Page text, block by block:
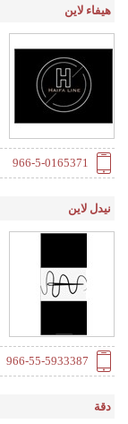
هيفاء لاين
966-5-0165371
نيدل لاين
966-55-5933387
دقة